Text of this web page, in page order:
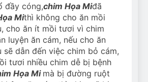
đầy cóng,chim Họa Miđã
Mithì không cho ăn mồi
cho ăn ít mồi tươi vì chim
luyện ăn cám, nếu cho ăn
sẽ dẫn đến việc chim bỏ cám,
tươi nhiều chim dễ bị bệnh
Họa Mi mà bị đường ruột